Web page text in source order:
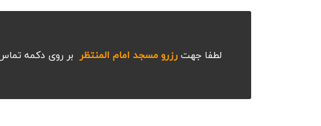
لطفا جهترزرو مسجد امام المنتظر بر روی دکمه